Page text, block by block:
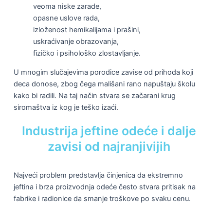
veoma niske zarade,
opasne uslove rada,
izloženost hemikalijama i prašini,
uskraćivanje obrazovanja,
fizičko i psihološko zlostavljanje.
U mnogim slučajevima porodice zavise od prihoda koji
deca donose, zbog čega mališani rano napuštaju školu
kako bi radili. Na taj način stvara se začarani krug
siromaštva iz kog je teško izaći.
Industrija jeftine odeće i dalje
zavisi od najranjivijih
Najveći problem predstavlja činjenica da ekstremno
jeftina i brza proizvodnja odeće često stvara pritisak na
fabrike i radionice da smanje troškove po svaku cenu.